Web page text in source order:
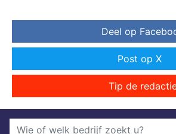
Deel op
Post op X
Tip de